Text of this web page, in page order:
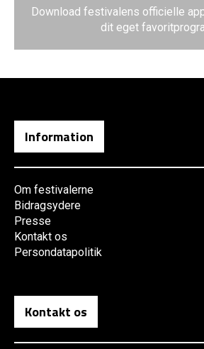
Download festivalens officielle
dit eget
Information
Om festivalerne
Bidragsydere
Presse
Kontakt os
Persondatapolitik
Kontakt os